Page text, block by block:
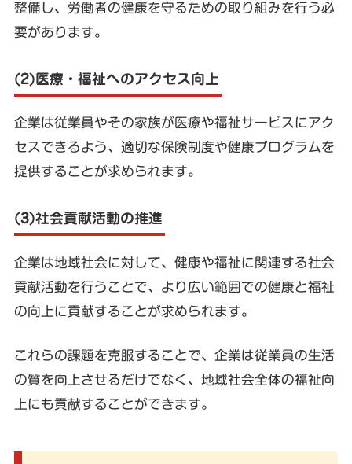
整備し、労働者の健康を守るための取り組みを行う必
要があります。
(2)医療・福祉へのアクセス向上
企業は従業員やその家族が医療や福祉サービスにアク
セスできるよう、適切な保険制度や健康プログラムを
提供することが求められます。
(3)社会貢献活動の推進
企業は地域社会に対して、健康や福祉に関連する社会
貢献活動を行うことで、より広い範囲での健康と福祉
の向上に貢献することが求められます。
これらの課題を克服することで、企業は従業員の生活
の質を向上させるだけでなく、地域社会全体の福祉向
上にも貢献することができます。